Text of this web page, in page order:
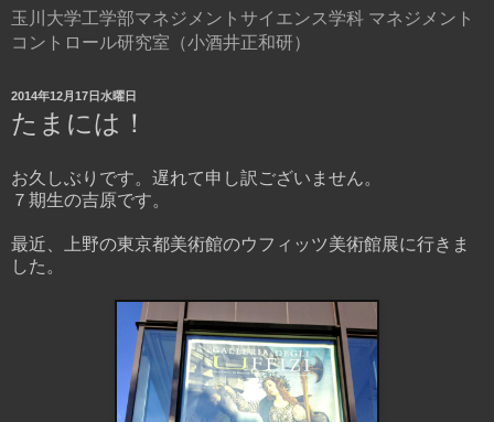
玉川大学工学部マネジメントサイエンス学科 マネジメント
コントロール研究室（小酒井正和研）
2014年12月17日水曜日
たまには！
お久しぶりです。遅れて申し訳ございません。
７期生の吉原です。
最近、上野の東京都美術館のウフィッツ美術館展に行きま
した。